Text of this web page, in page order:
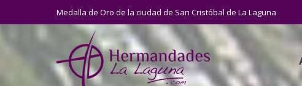
Medalla de Oro de la ciudad de San Cristóbal de La Laguna